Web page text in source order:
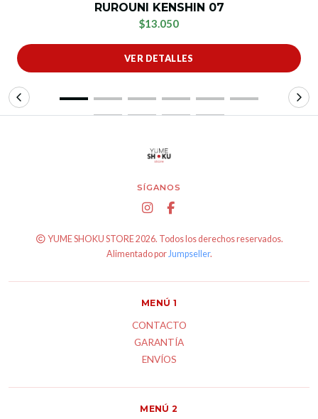
RUROUNI KENSHIN 07
$13.050
VER DETALLES
SÍGANOS
YUME SHOKU STORE 2026. Todos los derechos reservados.
Alimentado porJumpseller.
MENÚ 1
CONTACTO
GARANTÍA
ENVÍOS
MENÚ 2